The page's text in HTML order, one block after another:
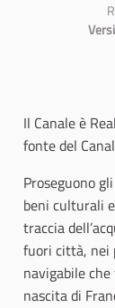
Il Canale è
fonte del
Proseguono
beni culturali
traccia
fuori città, nei
navigabile
nascita di